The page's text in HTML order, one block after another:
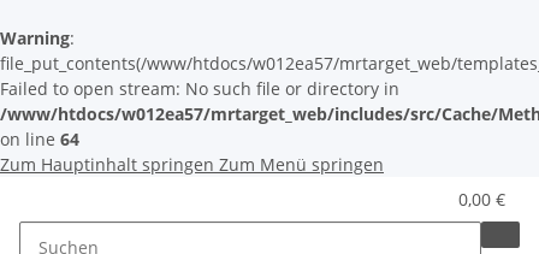
Warning:
file_put_contents(/www/htdocs/w012ea57/mrtarget_web/
Failed to open stream: No such file or directory in
/www/htdocs/w012ea57/mrtarget_web/includes/src/Cache/
on line 64
Zum Hauptinhalt springen Zum Menü springen
0,00 €